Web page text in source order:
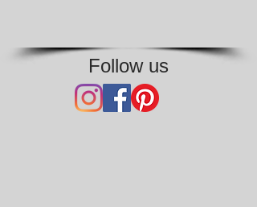
Follow us